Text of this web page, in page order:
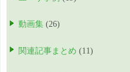
動画集 (26)
関連記事まとめ (11)